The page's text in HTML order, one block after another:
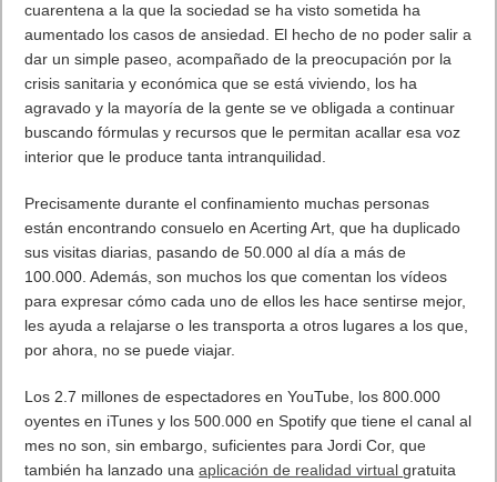
cuarentena a la que la sociedad se ha visto sometida ha
aumentado los casos de ansiedad. El hecho de no poder salir a
dar un simple paseo, acompañado de la preocupación por la
crisis sanitaria y económica que se está viviendo, los ha
agravado y la mayoría de la gente se ve obligada a continuar
buscando fórmulas y recursos que le permitan acallar esa voz
interior que le produce tanta intranquilidad.
Precisamente durante el confinamiento muchas personas
están encontrando consuelo en Acerting Art, que ha duplicado
sus visitas diarias, pasando de 50.000 al día a más de
100.000. Además, son muchos los que comentan los vídeos
para expresar cómo cada uno de ellos les hace sentirse mejor,
les ayuda a relajarse o les transporta a otros lugares a los que,
por ahora, no se puede viajar.
Los 2.7 millones de espectadores en YouTube, los 800.000
oyentes en iTunes y los 500.000 en Spotify que tiene el canal al
mes no son, sin embargo, suficientes para Jordi Cor, que
también ha lanzado unaaplicación de realidad virtualgratuita